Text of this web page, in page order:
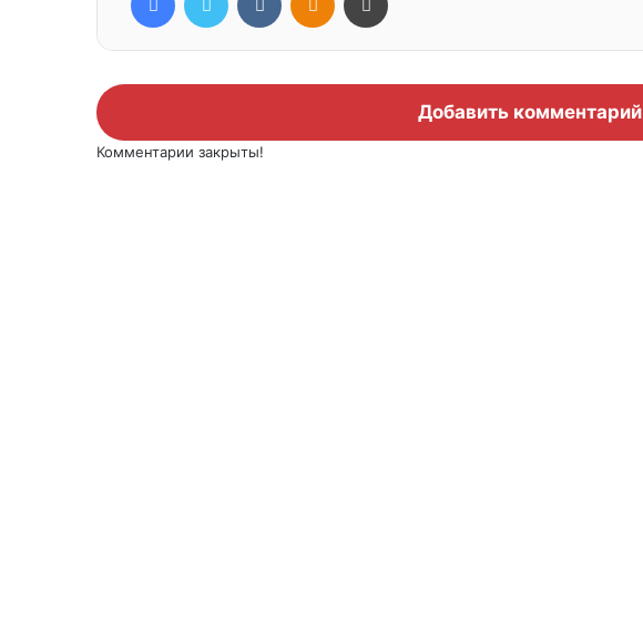
Добавить комментарий
Комментарии закрыты!